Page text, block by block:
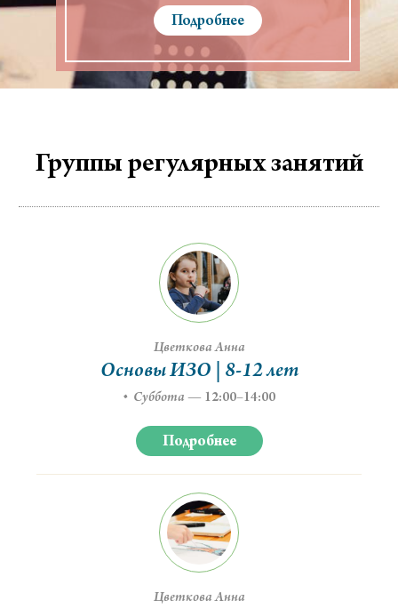
Подробнее
Группы регулярных занятий
Цветкова Анна
Основы ИЗО | 8-12 лет
Суббота — 12:00–14:00
Подробнее
Цветкова Анна